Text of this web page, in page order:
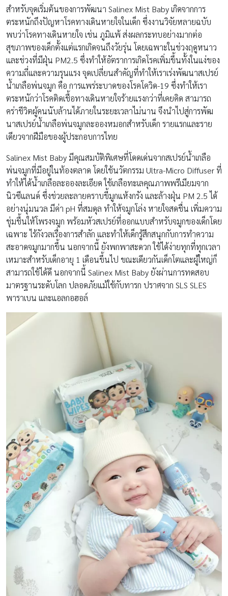
สำหรับจุดเริ่มต้นของการพัฒนา Salinex Mist Baby เกิดจากการ
ตระหนักถึงปัญหาโรคทางเดินหายใจในเด็ก ซึ่งงานวิจัยหลายฉบับ
พบว่าโรคทางเดินหายใจ เช่น ภูมิแพ้ ส่งผลกระทบอย่างมากต่อ
สุขภาพของเด็กตั้งแต่แรกเกิดจนถึงวัยรุ่น โดยเฉพาะในช่วงฤดูหนาว
และช่วงที่มีฝุ่น PM2.5 ซึ่งทำให้อัตราการเกิดโรคเพิ่มขึ้นทั้งในแง่ของ
ความถี่และความรุนแรง จุดเปลี่ยนสำคัญที่ทำให้เราเร่งพัฒนาสเปรย์
น้ำเกลือพ่นจมูก คือ การแพร่ระบาดของโรคโควิด-19 ซึ่งทำให้เรา
ตระหนักว่าโรคติดเชื้อทางเดินหายใจร้ายแรงกว่าที่เคยคิด สามารถ
คร่าชีวิตผู้คนนับล้านได้ภายในระยะเวลาไม่นาน จึงนำไปสู่การพัฒ
นาสเปรย์น้ำเกลือพ่นจมูกละอองหมอกสำหรับเด็ก รายแรกและราย
เดียวจากฝีมือของผู้ประกอบการไทย
Salinex Mist Baby มีคุณสมบัติพิเศษที่โดดเด่นจากสเปรย์น้ำเกลือ
พ่นจมูกที่มีอยู่ในท้องตลาด โดยใช้นวัตกรรม Ultra-Micro Diffuser ที่
ทำให้ได้น้ำเกลือละอองละเอียด ใช้เกลือทะเลคุณภาพพรีเมียมจาก
นิวซีแลนด์ ซึ่งช่วยละลายคราบขี้มูกแห้งกรัง และล้างฝุ่น PM 2.5 ได้
อย่างนุ่มนวล มีค่า pH ที่สมดุล ทำให้จมูกโล่ง หายใจสดชื่น เพิ่มความ
ชุ่มชื้นให้โพรงจมูก พร้อมหัวสเปรย์ที่ออกแบบสำหรับจมูกของเด็กโดย
เฉพาะ ไร้กังวลเรื่องการสำลัก และทำให้เด็กรู้สึกสนุกกับการทำความ
สะอาดจมูกมากขึ้น นอกจากนี้ ยังพกพาสะดวก ใช้ได้ง่ายทุกที่ทุกเวลา
เหมาะสำหรับเด็กอายุ 1 เดือนขึ้นไป ขณะเดียวกันเด็กโตและผู้ใหญ่ก็
สามารถใช้ได้ดี นอกจากนี้ Salinex Mist Baby ยังผ่านการทดสอบ
มาตรฐานระดับโลก ปลอดภัยแม้ใช้กับทารก ปราศจาก SLS SLES
พาราเบน และแอลกอฮอล์